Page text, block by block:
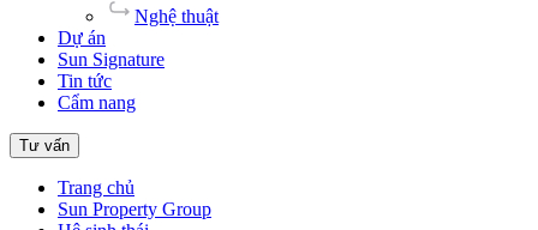
Nghệ thuật
Dự án
Sun Signature
Tin tức
Cẩm nang
Tư vấn
Trang chủ
Sun Property Group